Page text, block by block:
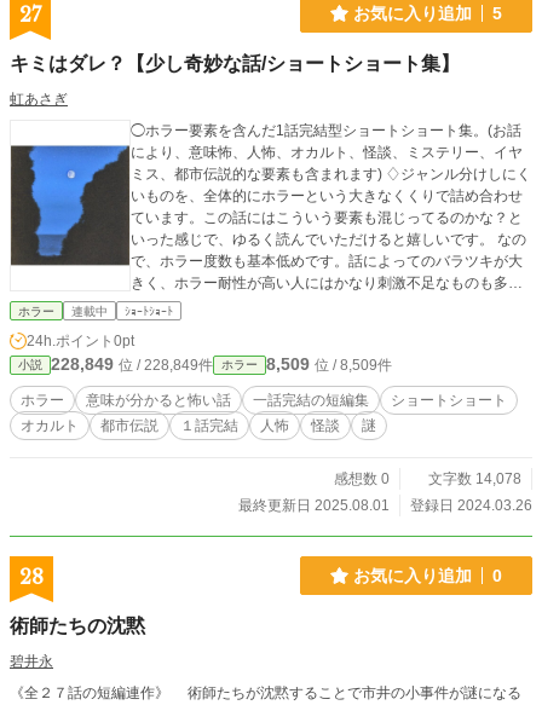
27 お気に入り追加 5
キミはダレ？【少し奇妙な話/ショートショート集】
虹あさぎ
◯ホラー要素を含んだ1話完結型ショートショート集。(お話
により、意味怖、人怖、オカルト、怪談、ミステリー、イヤ
ミス、都市伝説的な要素も含まれます) ♢ジャンル分けしにく
いものを、全体的にホラーという大きなくくりで詰め合わせ
ています。この話にはこういう要素も混じってるのかな？と
いった感じで、ゆるく読んでいただけると嬉しいです。 なの
で、ホラー度数も基本低めです。話によってのバラツキが大
きく、ホラー耐性が高い人にはかなり刺激不足なものも多い
と思います。 ※1話のみ、他の動画サイトで出していたもの
たものを使っております。 ※基本的に1話完結型ですが、ベ
ースが繋がっていたり、関連するものは同タイトルに2、3と
つけております。
ホラー 連載中 ｼｮｰﾄｼｮｰﾄ
24h.ポイント 0pt
小説 228,849 位 / 228,849件 ホラー 8,509 位 / 8,509件
ホラー 意味が分かると怖い話 一話完結の短編集
ショートショート
オカルト
都市伝説 １話完結 人怖 怪談 謎
感想数 0
文字数 14,078
最終更新日 2025.08.01
登録日 2024.03.26
28 お気に入り追加 0
術師たちの沈黙
碧井永
《全２７話の短編連作》 術師たちが沈黙することで市井の小事件が謎になる